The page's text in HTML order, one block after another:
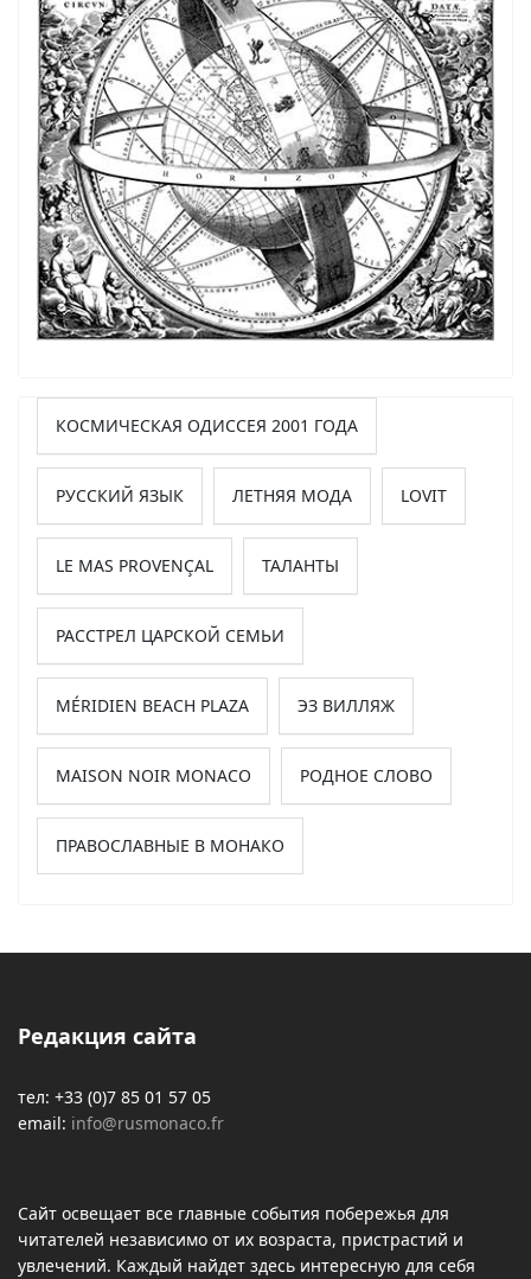
КОСМИЧЕСКАЯ ОДИССЕЯ 2001 ГОДА
РУССКИЙ ЯЗЫК ЛЕТНЯЯ МОДА LOVIT
LE MAS PROVENÇAL ТАЛАНТЫ
РАССТРЕЛ ЦАРСКОЙ СЕМЬИ
MÉRIDIEN BEACH PLAZA ЭЗ ВИЛЛЯЖ
MAISON NOIR MONACO РОДНОЕ СЛОВО
ПРАВОСЛАВНЫЕ В МОНАКО
Редакция сайта
тел: +33 (0)7 85 01 57 05
email: info@rusmonaco.fr
Сайт освещает все главные события побережья для
читателей независимо от их возраста, пристрастий и
увлечений. Каждый найдет здесь интересную для себя